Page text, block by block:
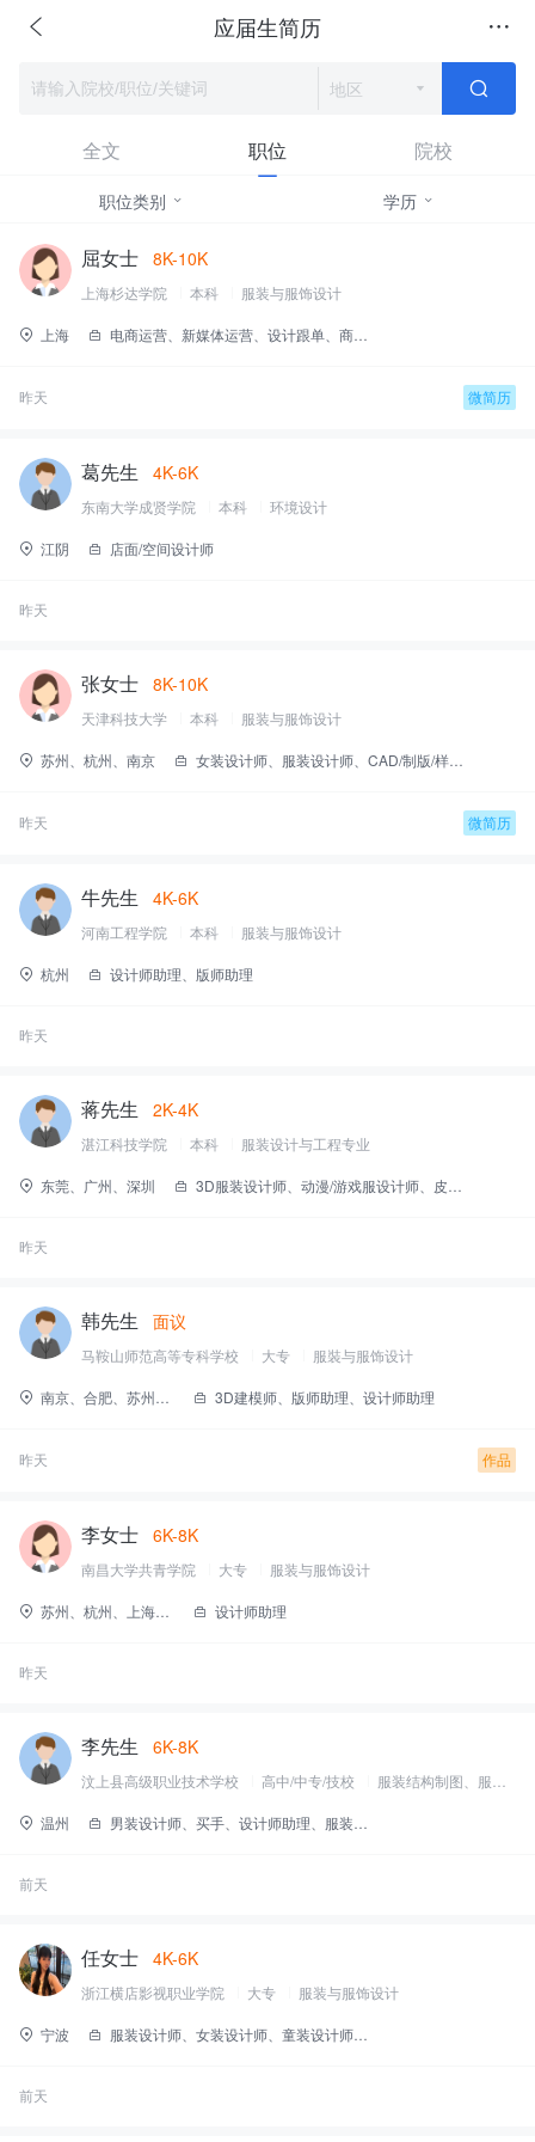
应届生简历
地区
全文 职位 院校
职位类别 学历
屈女士 8K-10K
上海杉达学院 本科 服装与服饰设计
上海 电商运营、新媒体运营、设计跟单、商品企划
昨天 微简历
葛先生 4K-6K
东南大学成贤学院 本科 环境设计
江阴 店面/空间设计师
昨天
张女士 8K-10K
天津科技大学 本科 服装与服饰设计
苏州、杭州、南京 女装设计师、服装设计师、CAD/制版/样版师、版师助理、设计师助理
昨天 微简历
牛先生 4K-6K
河南工程学院 本科 服装与服饰设计
杭州 设计师助理、版师助理
昨天
蒋先生 2K-4K
湛江科技学院 本科 服装设计与工程专业
东莞、广州、深圳 3D服装设计师、动漫/游戏服设计师、皮革/皮草设计师、裤子设计师、玩具设计师
昨天
韩先生 面议
马鞍山师范高等专科学校 大专 服裝与服饰设计
南京、合肥、苏州、杭州、常州 3D建模师、版师助理、设计师助理
昨天 作品
李女士 6K-8K
南昌大学共青学院 大专 服装与服饰设计
苏州、杭州、上海、广州、嘉兴 设计师助理
昨天
李先生 6K-8K
汶上县高级职业技术学校 高中/中专/技校 服装结构制图、服装设计服
温州 男装设计师、买手、设计师助理、服装设计师
前天
任女士 4K-6K
浙江横店影视职业学院 大专 服装与服饰设计
宁波 服装设计师、女装设计师、童装设计师、设计师助理、汉服设计师
前天